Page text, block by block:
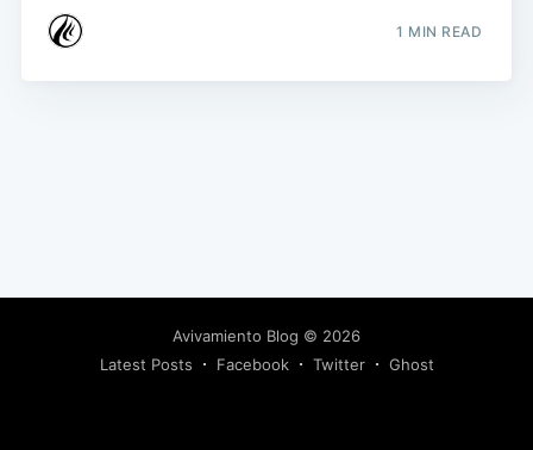
1 MIN READ
Avivamiento Blog © 2026
Latest Posts
Facebook Twitter Ghost